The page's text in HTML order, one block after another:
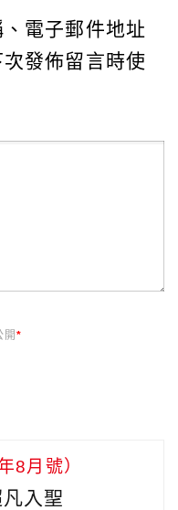
電子郵件地址
發佈留言時使
開*
8月號）
入聖